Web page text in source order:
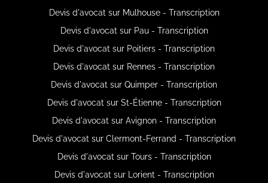
Devis d'avocat sur Mulhouse - Transcription
Devis d'avocat sur Pau - Transcription
Devis d'avocat sur Poitiers - Transcription
Devis d'avocat sur Rennes - Transcription
Devis d'avocat sur Quimper - Transcription
Devis d'avocat sur St-Étienne - Transcription
Devis d'avocat sur Avignon - Transcription
Devis d'avocat sur Clermont-Ferrand - Transcription
Devis d'avocat sur Tours - Transcription
Devis d'avocat sur Lorient - Transcription